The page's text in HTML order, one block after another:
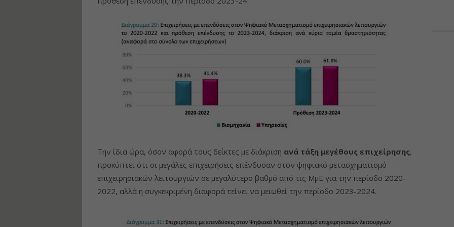
Την ίδια ώρα, όσον αφορά τους δείκτες με διάκριση ανά τάξη μεγέθους επιχείρησης,
προκύπτει ότι οι μεγάλες επιχειρήσεις επένδυσαν στον ψηφιακό μετασχηματισμό
επιχειρησιακών λειτουργιών σε μεγαλύτερο βαθμό από τις ΜμΕ για την περίοδο 2020-
2022, αλλά η συγκεκριμένη διαφορά τείνει να μειωθεί την περίοδο 2023-2024.